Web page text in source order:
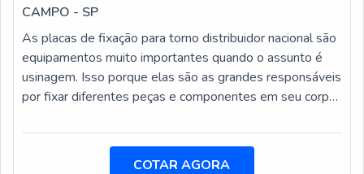
CAMPO - SP
As placas de fixação para torno distribuidor nacional são
equipamentos muito importantes quando o assunto é
usinagem. Isso porque elas são as grandes responsáveis
por fixar diferentes peças e componentes em seu corpo,
processo.Máquinas que utilizam as placas Fresadoras;
COTAR AGORA